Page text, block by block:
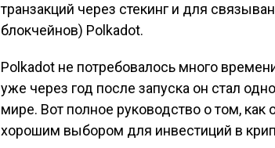
транзакций через стекинг и для
блокчейнов) Polkadot.
Polkadot не потребовалось много
уже через год после запуска он стал
мире. Вот полное руководство о том, как
хорошим выбором для инвестиций в